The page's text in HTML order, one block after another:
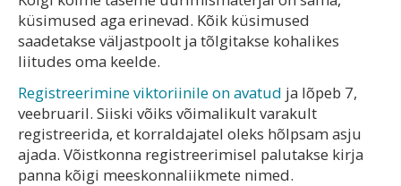
küsimused aga erinevad. Kõik küsimused
saadetakse väljastpoolt ja tõlgitakse kohalikes
liitudes oma keelde.
Registreerimine viktoriinile on avatud ja lõpeb 7,
veebruaril. Siiski võiks võimalikult varakult
registreerida, et korraldajatel oleks hõlpsam asju
ajada. Võistkonna registreerimisel palutakse kirja
panna kõigi meeskonnaliikmete nimed.